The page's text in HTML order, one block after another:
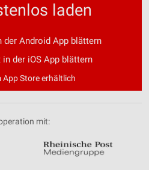
laden
Android App blättern
der iOS App blättern
App Store erhältlich
mit: